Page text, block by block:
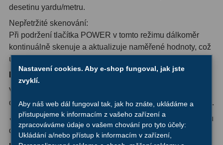
Sluneční hledáčky3
Úchyty a držáky hledáčků4
Příslušenství54
Redukce 1,25" a 2"
Čištění28
Binohlavy3
desetinu yardu/metru.
Nepřetržité skenování:
Při podržení tlačítka POWER v tomto režimu dálkoměr
kontinuálně skenuje a aktualizuje naměřené hodnoty, což
umožňuje plynulé sledování měnící se vzdálenosti.
V tomto režimu dálkoměr ignoruje rušení způsobené
deštěm a poskytuje přesné měření přímé vzdálenosti k cíli.
✔ Horizontální vzdálenost je zobrazena na spodním řádku
displeje.
Nastavení cookies. Aby e-shop fungoval, jak jste
zvyklí.
Aby náš web dál fungoval tak, jak ho znáte, ukládáme a
přistupujeme k informacím z vašeho zařízení a
zpracováváme údaje o vašem chování pro tyto účely:
Ukládání a/nebo přístup k informacím v zařízení,